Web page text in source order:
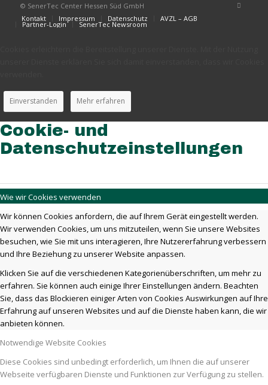
© SenerTec Center Hessen Süd GmbH
Kontakt
Impressum Datenschutz AVZL – AGB
Partner-Login SenerTec Newsroom
Einverstanden Mehr erfahren
Cookie- und
Datenschutzeinstellungen
Wie wir Cookies verwenden
Wir können Cookies anfordern, die auf Ihrem Gerät eingestellt werden.
Wir verwenden Cookies, um uns mitzuteilen, wenn Sie unsere Websites
besuchen, wie Sie mit uns interagieren, Ihre Nutzererfahrung verbessern
und Ihre Beziehung zu unserer Website anpassen.
Klicken Sie auf die verschiedenen Kategorienüberschriften, um mehr zu
erfahren. Sie können auch einige Ihrer Einstellungen ändern. Beachten
Sie, dass das Blockieren einiger Arten von Cookies Auswirkungen auf Ihre
Erfahrung auf unseren Websites und auf die Dienste haben kann, die wir
anbieten können.
Notwendige Website Cookies
Diese Cookies sind unbedingt erforderlich, um Ihnen die auf unserer
Webseite verfügbaren Dienste und Funktionen zur Verfügung zu stellen.